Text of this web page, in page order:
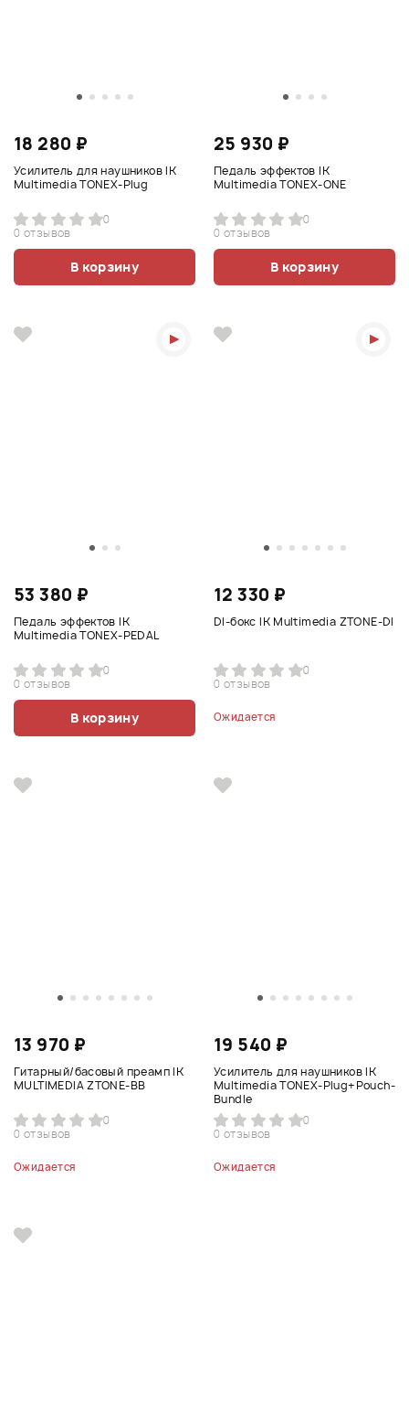
18 280 ₽
Усилитель для наушников IK
Multimedia TONEX-Plug
0
0 отзывов
В корзину
25 930 ₽
Педаль эффектов IK
Multimedia TONEX-ONE
0
0 отзывов
В корзину
53 380 ₽
Педаль эффектов IK
Multimedia TONEX-PEDAL
0
0 отзывов
В корзину
12 330 ₽
DI-бокс IK Multimedia ZTONE-DI
0
0 отзывов
Ожидается
13 970 ₽
Гитарный/басовый преамп IK
MULTIMEDIA ZTONE-BB
0
0 отзывов
Ожидается
19 540 ₽
Усилитель для наушников IK
Multimedia TONEX-Plug+Pouch-
Bundle
0
0 отзывов
Ожидается